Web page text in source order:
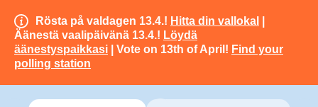
Rösta på valdagen 13.4.! Hitta din vallokal
Äänestä vaalipäivänä 13.4.! Löydä
äänestyspaikkasi | Vote on 13th of April! Find your
polling station